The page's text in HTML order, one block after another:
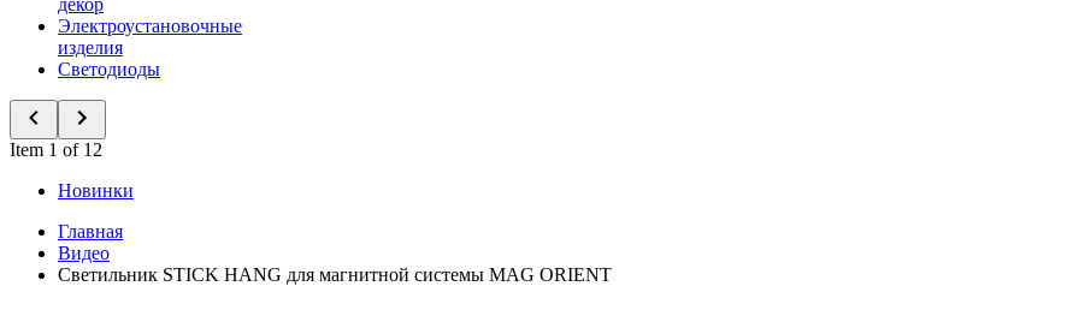
декор
Электроустановочные
изделия
Светодиоды
Item 1 of 12
Новинки
Главная
Видео
Светильник STICK HANG для магнитной системы MAG ORIENT